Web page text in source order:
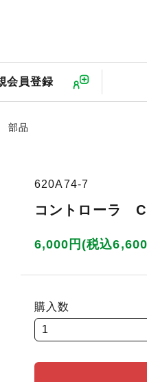
会員登録
部品
620A74-7
コントローラ
6,000円(税込
購入数